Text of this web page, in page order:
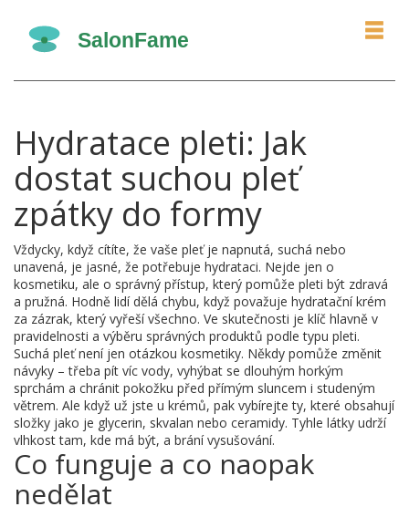
Hydratace pleti: Jak
dostat suchou pleť
zpátky do formy
Vždycky, když cítíte, že vaše pleť je napnutá, suchá nebo
unavená, je jasné, že potřebuje hydrataci. Nejde jen o
kosmetiku, ale o správný přístup, který pomůže pleti být zdravá
a pružná. Hodně lidí dělá chybu, když považuje hydratační krém
za zázrak, který vyřeší všechno. Ve skutečnosti je klíč hlavně v
pravidelnosti a výběru správných produktů podle typu pleti.
Suchá pleť není jen otázkou kosmetiky. Někdy pomůže změnit
návyky – třeba pít víc vody, vyhýbat se dlouhým horkým
sprchám a chránit pokožku před přímým sluncem i studeným
větrem. Ale když už jste u krémů, pak vybírejte ty, které obsahují
složky jako je glycerin, skvalan nebo ceramidy. Tyhle látky udrží
vlhkost tam, kde má být, a brání vysušování.
Co funguje a co naopak
nedělat